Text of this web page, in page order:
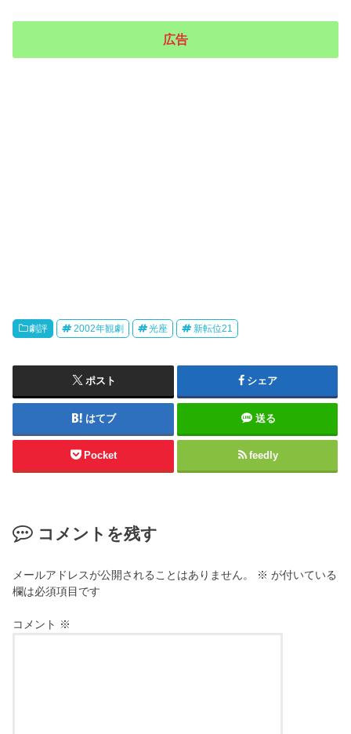
広告
劇評 2002年観劇 光座 新転位21
ポスト シェア
はてブ 送る
Pocket feedly
コメントを残す
メールアドレスが公開されることはありません。 ※ が付いている
欄は必須項目です
コメント ※